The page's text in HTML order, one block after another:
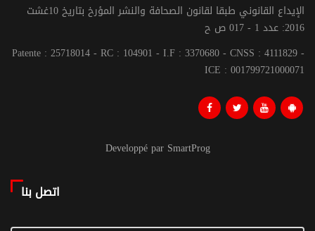
الإيداع القانوني طبقا لقانون الصحافة والنشر المؤرخ بتاريخ 10غشت
2016: عدد 1 - 017 ص ح
Patente : 25718014 - RC : 104901 - I.F : 3370680 - CNSS : 4111829 -
ICE : 001799721000071
Developpé par SmartProg
اتصل بنا